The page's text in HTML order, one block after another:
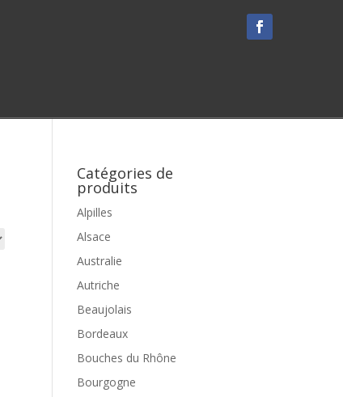
Catégories de
produits
Alpilles
Alsace
Australie
Autriche
Beaujolais
Bordeaux
Bouches du Rhône
Bourgogne